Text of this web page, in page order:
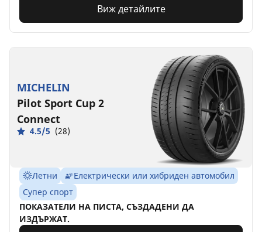
Виж детайлите
MICHELIN
Pilot Sport Cup 2
Connect
4.5/5 (28)
Летни
Електрически или хибриден автомобил
Супер спорт
ПОКАЗАТЕЛИ НА ПИСТА, СЪЗДАДЕНИ ДА
ИЗДЪРЖАТ.